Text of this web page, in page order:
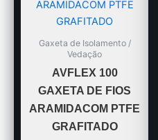
Gaxeta de Isolamento /
Vedação
AVFLEX 100
GAXETA DE FIOS
ARAMIDACOM PTFE
GRAFITADO